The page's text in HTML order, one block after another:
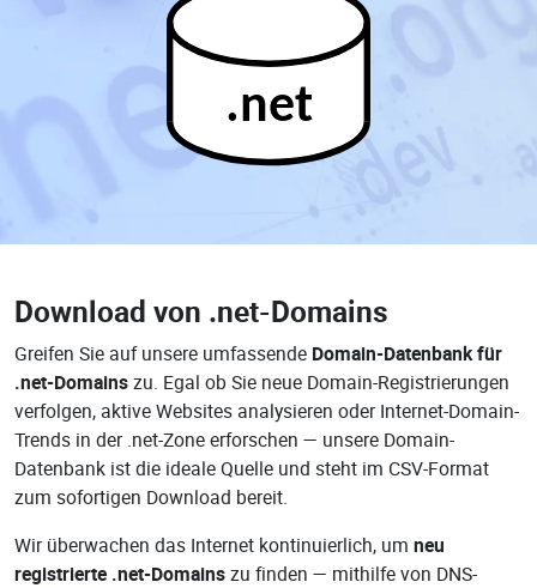
.net
Download von .net-Domains
Greifen Sie auf unsere umfassende Domain-Datenbank für
.net-Domainszu. Egal ob Sie neue Domain-Registrierungen
verfolgen, aktive Websites analysieren oder Internet-Domain-
Trends in der .net-Zone erforschen — unsere Domain-
Datenbank ist die ideale Quelle und steht im CSV-Format
zum sofortigen Download bereit.
Wir überwachen das Internet kontinuierlich, um neu
registrierte .net-Domainszu finden — mithilfe von DNS-